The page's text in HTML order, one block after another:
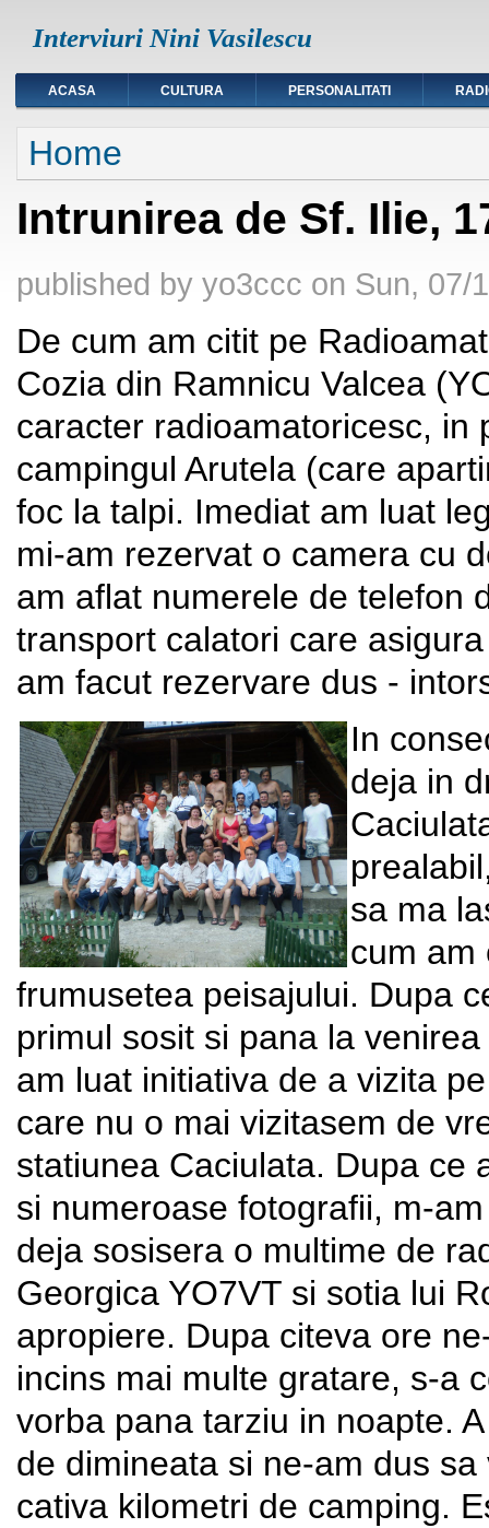
Interviuri Nini Vasilescu
ACASA CULTURA PERSONALITATI
You are here
Home
Intrunirea de Sf. Ilie,
published by yo3ccc on Sun, 07/
De cum am citit pe
Cozia din Ramnicu Valcea
caracter radioamatoricesc, in
campingul Arutela (care
foc la talpi. Imediat am luat
mi-am rezervat o camera cu
am aflat numerele de telefon
transport calatori care
am facut rezervare dus -
In
deja in
sa ma
cum am
frumusetea peisajului. Dupa
primul sosit si pana la
am luat initiativa de a vizita
care nu o mai vizitasem de
statiunea Caciulata. Dupa ce
si numeroase fotografii, m-
deja sosisera o multime de
Georgica YO7VT si sotia lui
apropiere. Dupa citeva ore
incins mai multe gratare, s-a
vorba pana tarziu in noapte.
de dimineata si ne-am dus
cativa kilometri de camping.